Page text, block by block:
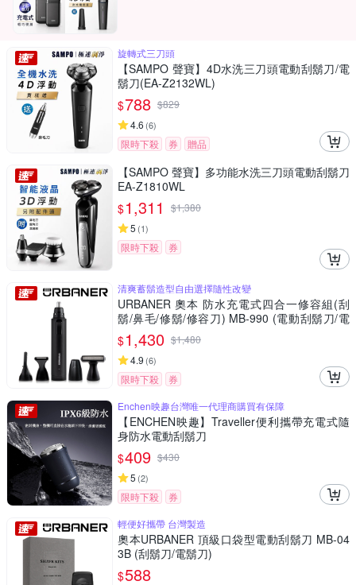
旋轉式三刀頭
【SAMPO 聲寶】4D水洗三刀頭電動刮鬍刀/電
鬍刀(EA-Z2132WL)
$788 $829
4.6 (6)
限時下殺 券 贈品
【SAMPO 聲寶】多功能水洗三刀頭電動刮鬍刀
EA-Z1810WL
$1,311 $1,380
5 (1)
限時下殺 券
清爽蓄鬍造型自由選擇隨性改變
URBANER 奧本 防水充電式四合一修容組(刮
鬍/鼻毛/修鬍/修容刀) MB-990 (電動刮鬍刀/電
動鼻毛刀/電動鼻毛剪/鼻毛/鼻毛修剪器/電動鼻
毛修剪器/修鬍刀)
$1,430 $1,480
4.9 (6)
限時下殺
券
Enchen映趣台灣唯一代理商購買有保障
【ENCHEN映趣】Traveller便利攜帶充電式隨
身防水電動刮鬍刀
$409 $430
5 (2)
限時下殺
券
輕便好攜帶 台灣製造
奧本URBANER 頂級口袋型電動刮鬍刀 MB-04
3B (刮鬍刀/電鬍刀)
$588